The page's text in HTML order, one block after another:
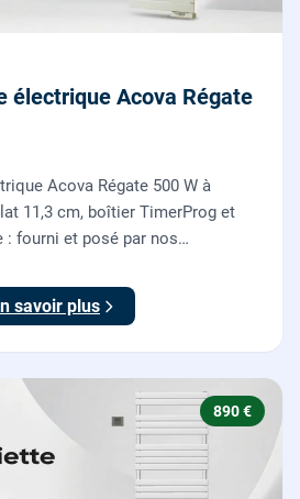
électrique Acova Régate
Acova Régate 500 W à
11,3 cm, boîtier TimerProg et
fourni et posé par nos
savoir plus
890 €